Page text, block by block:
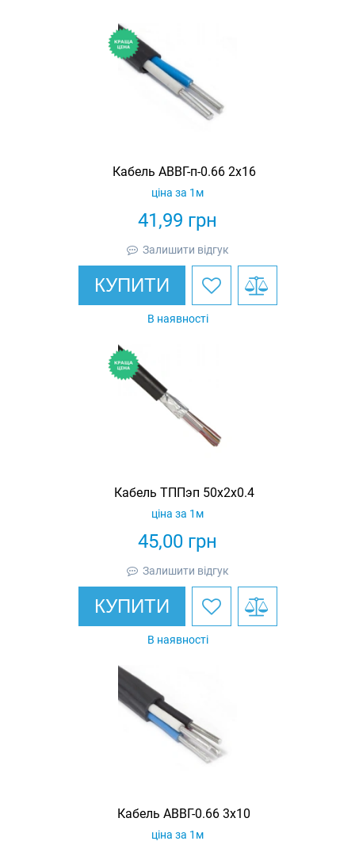
Кабель АВВГ-п-0.66 2х16
41,99 грн
ціна за 1м
Залишити відгук
КУПИТИ
В наявності
Кабель ТППэп 50х2х0.4
45,00 грн
ціна за 1м
Залишити відгук
КУПИТИ
В наявності
Кабель АВВГ-0.66 3х10
ціна за 1м